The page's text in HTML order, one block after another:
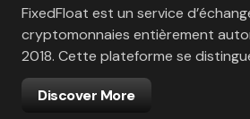
FixedFloat est un service
cryptomonnaies entièrement
2018. Cette plateforme se
Discover More